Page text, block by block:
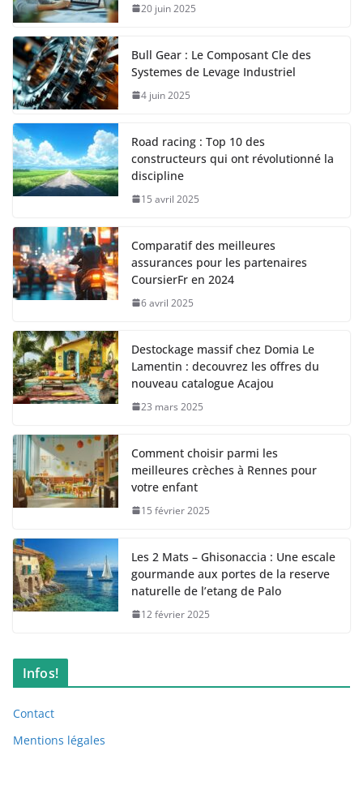
20 juin 2025
Bull Gear : Le Composant Cle des
Systemes de Levage Industriel
4 juin 2025
Road racing : Top 10 des
constructeurs qui ont révolutionné la
discipline
15 avril 2025
Comparatif des meilleures
assurances pour les partenaires
CoursierFr en 2024
6 avril 2025
Destockage massif chez Domia Le
Lamentin : decouvrez les offres du
nouveau catalogue Acajou
23 mars 2025
Comment choisir parmi les
meilleures crèches à Rennes pour
votre enfant
15 février 2025
Les 2 Mats – Ghisonaccia : Une escale
gourmande aux portes de la reserve
naturelle de l’etang de Palo
12 février 2025
Infos!
Contact
Mentions légales